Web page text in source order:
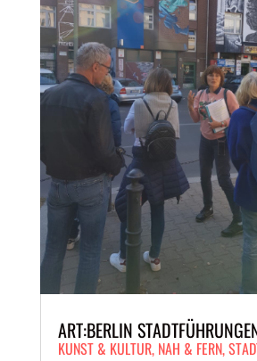
ART:BERLIN
KUNST & KULTUR, NAH & FERN,